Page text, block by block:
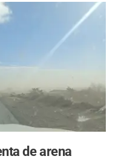
de arena